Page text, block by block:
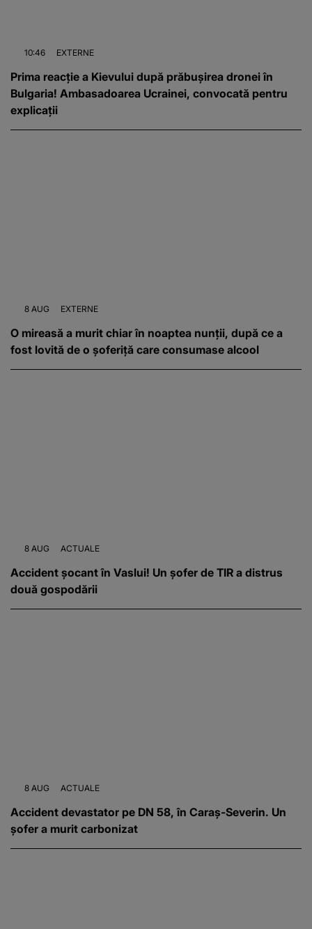
10:46 EXTERNE
Prima reacție a Kievului după prăbușirea dronei în
Bulgaria! Ambasadoarea Ucrainei, convocată pentru
explicații
8 AUG EXTERNE
O mireasă a murit chiar în noaptea nunții, după ce a
fost lovită de o șoferiță care consumase alcool
8 AUG ACTUALE
Accident șocant în Vaslui! Un șofer de TIR a distrus
două gospodării
8 AUG ACTUALE
Accident devastator pe DN 58, în Caraș-Severin. Un
șofer a murit carbonizat